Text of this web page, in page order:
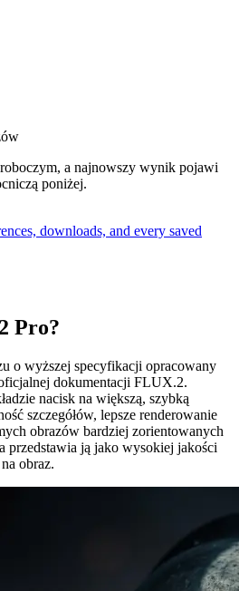
a najnowszy wynik pojawi
poniżej.
downloads, and every saved
Pro?
o wyższej specyfikacji opracowany
dokumentacji FLUX.2.
nacisk na większą, szybką
szczegółów, lepsze renderowanie
obrazów bardziej zorientowanych
przedstawia ją jako wysokiej jakości
obraz.